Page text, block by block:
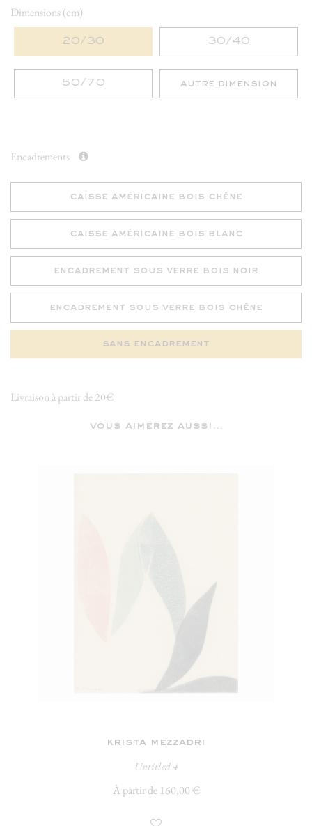
Dimensions (cm)
20/30 30/40
50/70 autre dimension
Encadrements
caisse américaine bois chêne
caisse américaine bois blanc
encadrement sous verre bois noir
encadrement sous verre bois chêne
sans encadrement
Livraison à partir de 20€
vous aimerez aussi...
krista mezzadri
Untitled 4
À partir de 160,00 €